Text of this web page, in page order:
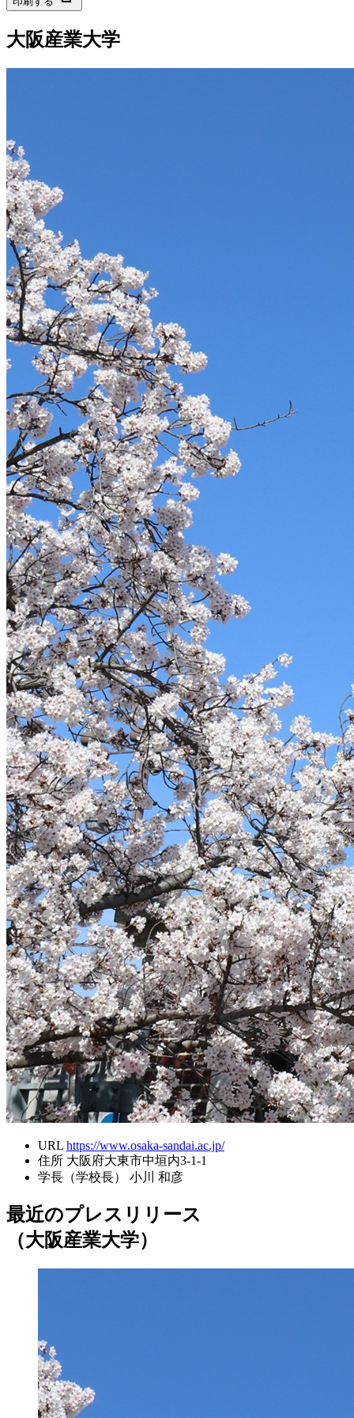
大阪産業大学
URL https://www.osaka-sandai.ac.jp/
住所 大阪府大東市中垣内3-1-1
学長（学校長）
小川 和彦
最近のプレスリリース
（大阪産業大学）